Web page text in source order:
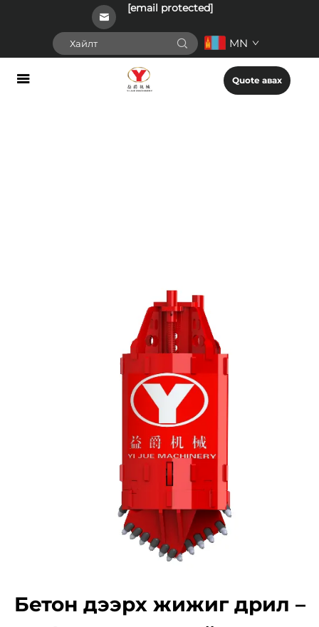
[email protected]
MN
Quote авах
Бетон дээрх жижиг дрил –